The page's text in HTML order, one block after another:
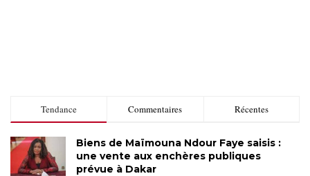
Tendance Commentaires Récentes
Biens de Maïmouna Ndour Faye saisis :
une vente aux enchères publiques
prévue à Dakar